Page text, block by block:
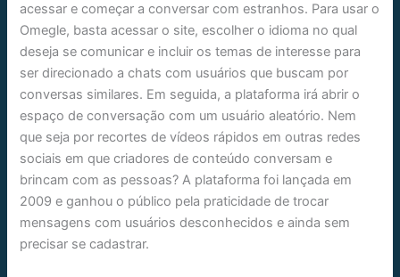
acessar e começar a conversar com estranhos. Para usar o
Omegle, basta acessar o site, escolher o idioma no qual
deseja se comunicar e incluir os temas de interesse para
ser direcionado a chats com usuários que buscam por
conversas similares. Em seguida, a plataforma irá abrir o
espaço de conversação com um usuário aleatório. Nem
que seja por recortes de vídeos rápidos em outras redes
sociais em que criadores de conteúdo conversam e
brincam com as pessoas? A plataforma foi lançada em
2009 e ganhou o público pela praticidade de trocar
mensagens com usuários desconhecidos e ainda sem
precisar se cadastrar.